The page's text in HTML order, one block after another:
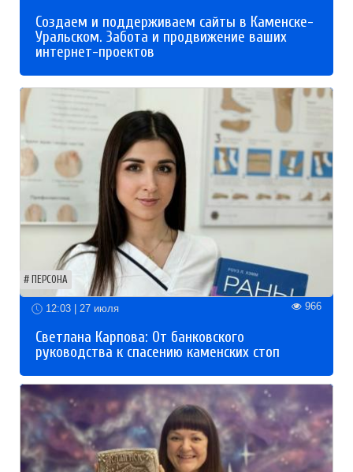
Создаем и поддерживаем сайты в Каменске-
Уральском. Забота и продвижение ваших
интернет-проектов
ПЕРСОНА
12:03 | 27 июля 966
Светлана Карпова: От банковского
руководства к спасению каменских стоп